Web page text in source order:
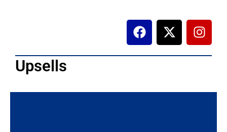
F
a
o
X
-
t
I
n
g
Upsells